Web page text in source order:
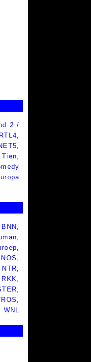
2 /
RTL4
BNN ,
,
,
NOS ,
NTR,
RKK,
,
,
WNL